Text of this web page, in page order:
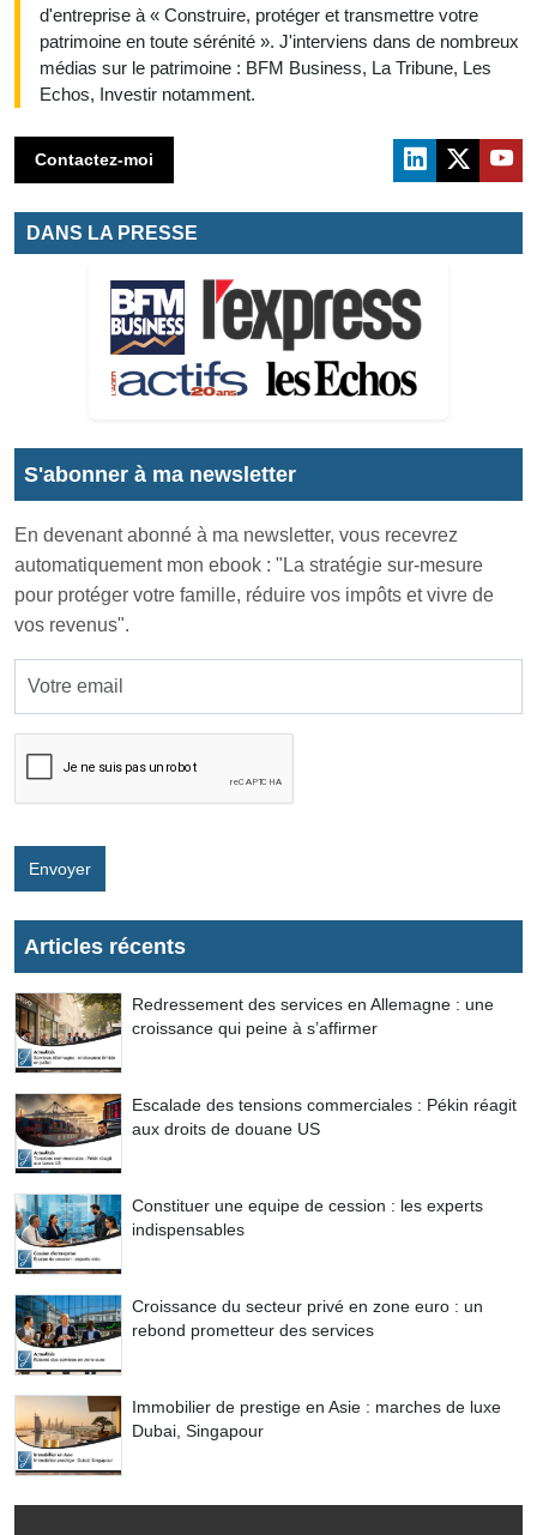
d'entreprise à « Construire, protéger et transmettre votre
patrimoine en toute sérénité ». J'interviens dans de nombreux
médias sur le patrimoine : BFM Business, La Tribune, Les
Echos, Investir notamment.
Contactez-moi
DANS LA PRESSE
S'abonner à ma newsletter
En devenant abonné à ma newsletter, vous recevrez
automatiquement mon ebook : "La stratégie sur-mesure
pour protéger votre famille, réduire vos impôts et vivre de
vos revenus".
Envoyer
Articles récents
Redressement des services en Allemagne : une
croissance qui peine à s’affirmer
Escalade des tensions commerciales : Pékin réagit
aux droits de douane US
Constituer une equipe de cession : les experts
indispensables
Croissance du secteur privé en zone euro : un
rebond prometteur des services
Immobilier de prestige en Asie : marches de luxe
Dubai, Singapour